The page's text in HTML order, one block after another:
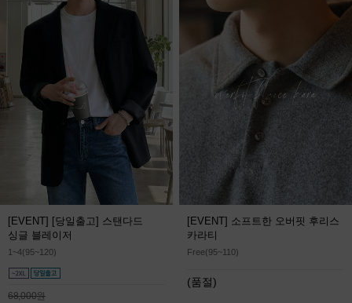
[EVENT] [당일출고] 스탠다드
싱글 블레이저
1~4(95~120)
68,000원
[EVENT] 소프트한 오버핏 후리스
카라티
Free(95~110)
(품절)